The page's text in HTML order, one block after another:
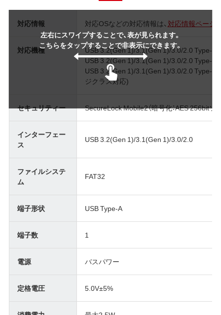
左右にスワイプすることで、表が見られます。
こちらをタップすることで非表示にできます。
対応情報 対応OSなどの対応情報は、 対応情報ページ
対応機種
USB 3.2(Gen 1)/3.1(Gen 1)/3.0/2.0 Type-A
USB 3.2(Gen 1)/3.1(Gen 1)/3.0/2.0 Type-A
USB 3.2(Gen 1)/3.1(Gen 1)/3.0/2.0 Type-
ジクラス対応)
セキュリティー SecureLock Mobile2（暗号化：AES 256bitソ
インターフェー
ス
USB 3.2(Gen 1)/3.1(Gen 1)/3.0/2.0
ファイルシステ
ム
FAT32
端子形状 USB Type-A
端子数 1
電源 バスパワー
定格電圧 5.0V±5%